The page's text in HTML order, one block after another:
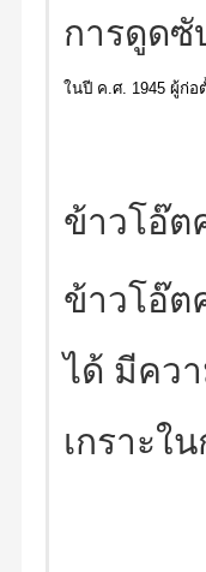
การดูดซั
ในปี ค.ศ. 1945 ผู้ก่อ
ข้าวโอ๊ต
ข้าวโอ๊ต
ได้ มีคว
เกราะใ